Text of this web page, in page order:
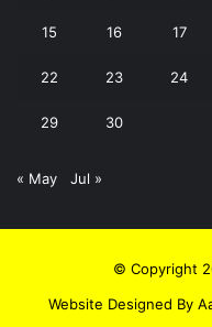
15 16 17
22 23 24
29 30
« May Jul »
© Copyright
Website Designed By